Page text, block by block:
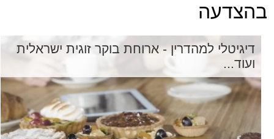
בהצדעה
דיגיטלי למהדרין - ארוחת בוקר זוגית ישראלית
ועוד...